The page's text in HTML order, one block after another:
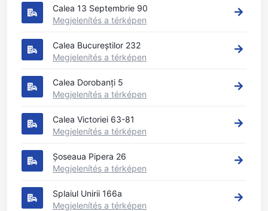
Calea 13 Septembrie 90
Megjelenítés a térképen
Calea Bucureștilor 232
Megjelenítés a térképen
Calea Dorobanți 5
Megjelenítés a térképen
Calea Victoriei 63-81
Megjelenítés a térképen
Șoseaua Pipera 26
Megjelenítés a térképen
Splaiul Unirii 166a
Megjelenítés a térképen